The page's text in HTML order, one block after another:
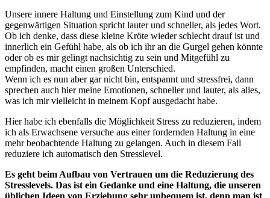
Unsere innere Haltung und Einstellung zum Kind und der
gegenwärtigen Situation spricht lauter und schneller, als jedes Wort.
Ob ich denke, dass diese kleine Kröte wieder schlecht drauf ist und
innerlich ein Gefühl habe, als ob ich ihr an die Gurgel gehen könnte
oder ob es mir gelingt nachsichtig zu sein und Mitgefühl zu
empfinden, macht einen großen Unterschied.
Wenn ich es nun aber gar nicht bin, entspannt und stressfrei, dann
sprechen auch hier meine Emotionen, schneller und lauter, als alles,
was ich mir vielleicht in meinem Kopf ausgedacht habe.
Hier habe ich ebenfalls die Möglichkeit Stress zu reduzieren, indem
ich als Erwachsene versuche aus einer fordernden Haltung in eine
mehr beobachtende Haltung zu gelangen. Auch in diesem Fall
reduziere ich automatisch den Stresslevel.
Es geht beim Aufbau von Vertrauen um die Reduzierung des
Stresslevels. Das ist ein Gedanke und eine Haltung, die unseren